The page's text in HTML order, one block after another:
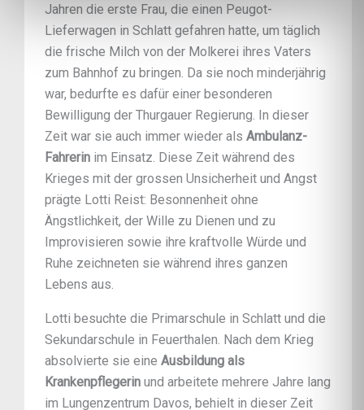
Jahren die erste Frau, die einen Peugot-
Lieferwagen in Schlatt gefahren hatte, um täglich
die frische Milch von der Molkerei ihres Vaters
zum Bahnhof zu bringen. Da sie noch minderjährig
war, bedurfte es dafür einer besonderen
Bewilligung der Thurgauer Regierung. In dieser
Zeit war sie auch immer wieder als Ambulanz-
Fahrerin im Einsatz. Diese Zeit während des
Krieges mit der grossen Unsicherheit und Angst
prägte Lotti Reist: Besonnenheit ohne
Ängstlichkeit, der Wille zu Dienen und zu
Improvisieren sowie ihre kraftvolle Würde und
Ruhe zeichneten sie während ihres ganzen
Lebens aus.
Lotti besuchte die Primarschule in Schlatt und die
Sekundarschule in Feuerthalen. Nach dem Krieg
absolvierte sie eine Ausbildung als
Krankenpflegerin und arbeitete mehrere Jahre lang
im Lungenzentrum Davos, behielt in dieser Zeit